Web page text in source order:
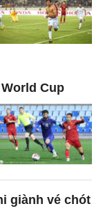
Cup
giành vé chót